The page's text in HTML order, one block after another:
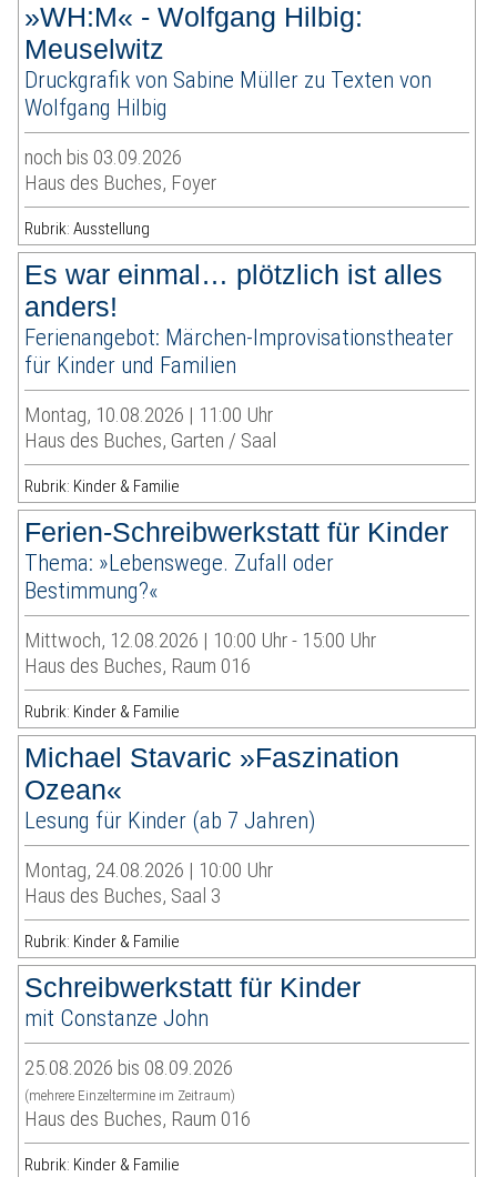
»WH:M« - Wolfgang Hilbig:
Meuselwitz
Druckgrafik von Sabine Müller zu Texten von
Wolfgang Hilbig
noch bis 03.09.2026
Haus des Buches, Foyer
Rubrik: Ausstellung
Es war einmal… plötzlich ist alles
anders!
Ferienangebot: Märchen-Improvisationstheater
für Kinder und Familien
Montag, 10.08.2026 | 11:00 Uhr
Haus des Buches, Garten / Saal
Rubrik: Kinder & Familie
Ferien-Schreibwerkstatt für Kinder
Thema: »Lebenswege. Zufall oder
Bestimmung?«
Mittwoch, 12.08.2026 | 10:00 Uhr - 15:00 Uhr
Haus des Buches, Raum 016
Rubrik: Kinder & Familie
Michael Stavaric »Faszination
Ozean«
Lesung für Kinder (ab 7 Jahren)
Montag, 24.08.2026 | 10:00 Uhr
Haus des Buches, Saal 3
Rubrik: Kinder & Familie
Schreibwerkstatt für Kinder
mit Constanze John
25.08.2026 bis 08.09.2026
(mehrere Einzeltermine im Zeitraum)
Haus des Buches, Raum 016
Rubrik: Kinder & Familie